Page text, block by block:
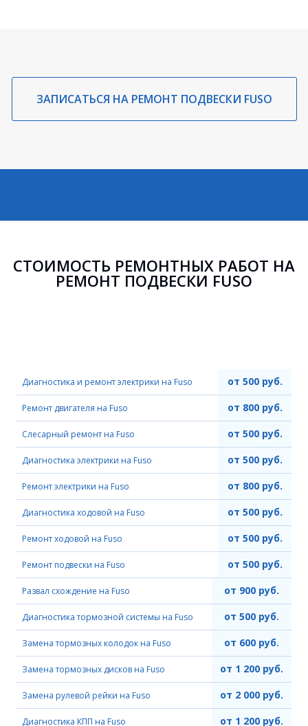
ЗАПИСАТЬСЯ НА РЕМОНТ ПОДВЕСКИ FUSO
СТОИМОСТЬ РЕМОНТНЫХ РАБОТ НА
РЕМОНТ ПОДВЕСКИ FUSO
Диагностика и ремонт электрики на Fuso от 500 руб.
Ремонт двигателя на Fuso от 800 руб.
Слесарный ремонт на Fuso от 500 руб.
Диагностика электрики на Fuso от 500 руб.
Ремонт электрики на Fuso от 800 руб.
Диагностика ходовой на Fuso от 500 руб.
Ремонт ходовой на Fuso от 500 руб.
Ремонт подвески на Fuso от 500 руб.
Развал схождение на Fuso от 900 руб.
Диагностика тормозной системы на Fuso от 500 руб.
Замена тормозных колодок на Fuso от 600 руб.
Замена тормозных дисков на Fuso от 1 200 руб.
Замена рулевой рейки на Fuso от 2 000 руб.
Диагностика КПП на Fuso от 1 200 руб.